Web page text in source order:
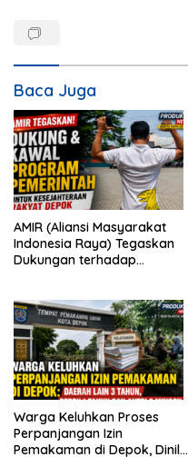
Baca Juga
AMIR (Aliansi Masyarakat
Indonesia Raya) Tegaskan
Dukungan terhadap
Warga Keluhkan Proses
Perpanjangan Izin
Pemakaman di Depok, Dinilai